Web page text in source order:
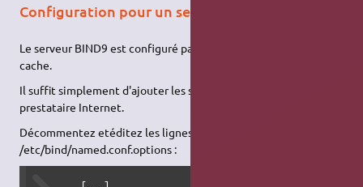
Configuration pour un serveur cache
Le serveur BIND9 est configuré par défaut en tant que serveur
cache.
Il suffit simplement d'ajouter les serveurs
prestataire Internet.
Décommentez etéditez les lignes suivantes dans
/etc/bind/named.conf.options :